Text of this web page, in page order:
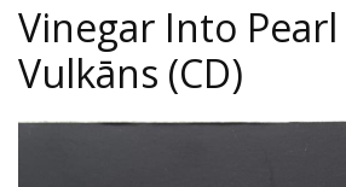
Vinegar Into
Vulkāns (CD)